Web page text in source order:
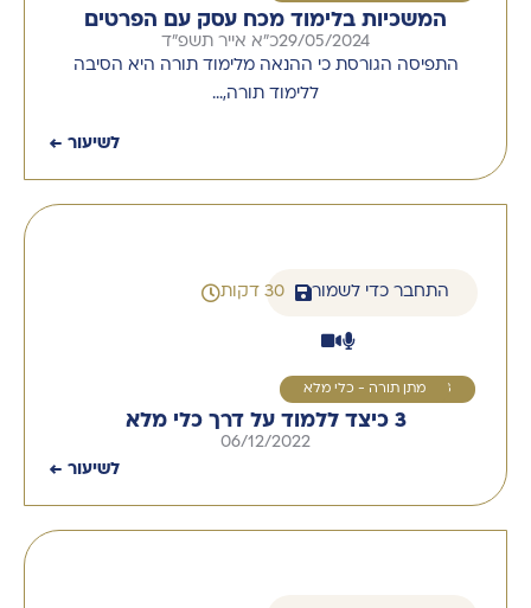
המשכיות בלימוד מכח עסק עם הפרטים
29/05/2024כ"א אייר תשפ"ד
התפיסה הגורסת כי ההנאה מלימוד תורה היא הסיבה
ללימוד תורה,…
לשיעור ←
התחבר כדי לשמור 30 דקות
3 מתן תורה - כלי מלא
3 כיצד ללמוד על דרך כלי מלא
06/12/2022
לשיעור ←